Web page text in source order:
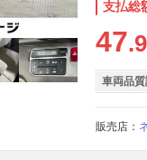
支払総
47.9
車両品
販売店：